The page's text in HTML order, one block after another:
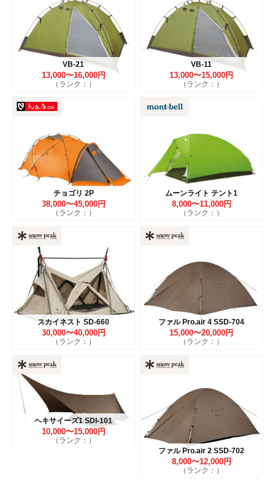
VB-21
13,000〜16,000円
（ランク：）
VB-11
13,000〜15,000円
（ランク：）
チョゴリ 2P
38,000〜45,000円
（ランク：）
ムーンライト テント1
8,000〜11,000円
（ランク：）
スカイネスト SD-660
30,000〜40,000円
（ランク：）
ファル Pro.air 4 SSD-704
15,000〜20,000円
（ランク：）
ヘキサイーズ1 SDI-101
10,000〜15,000円
（ランク：）
ファル Pro.air 2 SSD-702
8,000〜12,000円
（ランク：）